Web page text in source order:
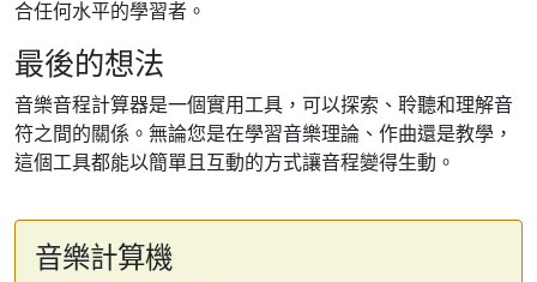
合任何水平的學習者。
最後的想法
音樂音程計算器是一個實用工具，可以探索、聆聽和理解音
符之間的關係。無論您是在學習音樂理論、作曲還是教學，
這個工具都能以簡單且互動的方式讓音程變得生動。
音樂計算機